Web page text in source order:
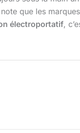
que les
électroportatif,